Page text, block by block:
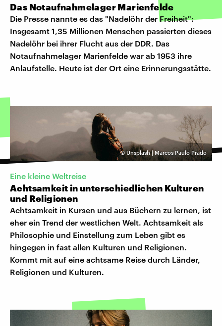
Das Notaufnahmelager Marienfelde
Die Presse nannte es das "Nadelöhr der Freiheit":
Insgesamt 1,35 Mil­lionen Menschen passierten dieses
Nadelöhr bei ihrer Flucht aus der DDR. Das
Notaufnahmelager Marienfelde war ab 1953 ihre
Anlaufstelle. Heute ist der Ort eine Erinnerungsstätte.
©Unsplash | Marcos Paulo Prado
Eine kleine Weltreise
Achtsamkeit in unterschiedlichen Kulturen
und Religionen
Achtsamkeit in Kursen und aus Büchern zu lernen, ist
eher ein Trend der westlichen Welt. Achtsamkeit als
Philosophie und Einstellung zum Leben gibt es
hingegen in fast allen Kulturen und Religionen.
Kommt mit auf eine achtsame Reise durch Länder,
Religionen und Kulturen.